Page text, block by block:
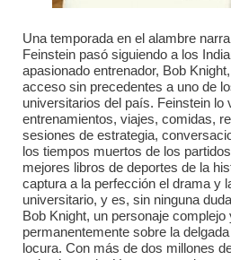
Una temporada en el alambre
Feinstein pasó siguiendo a los
apasionado entrenador, Bob
acceso sin precedentes a uno de
universitarios del país. Feinstein lo
entrenamientos, viajes, comidas,
sesiones de estrategia,
los tiempos muertos de los
mejores libros de deportes de la
captura a la perfección el drama y
universitario, y es, sin ninguna
Bob Knight, un personaje
permanentemente sobre la
locura. Con más de dos millones